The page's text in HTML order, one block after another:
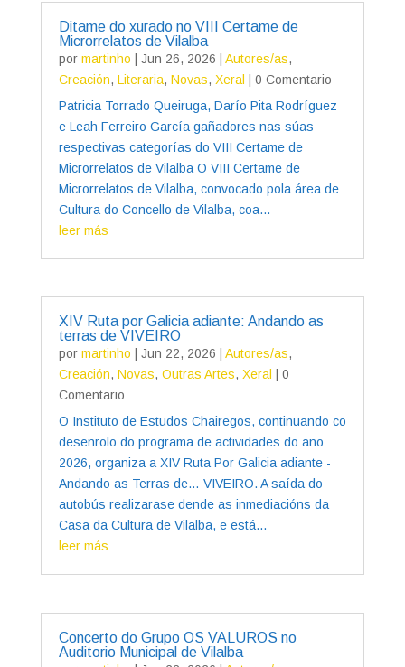
Ditame do xurado no VIII Certame de
Microrrelatos de Vilalba
por martinho Jun 26, 2026 Autores/as,
Creación, Literaria, Novas, Xeral
| 0 Comentario
Patricia Torrado Queiruga, Darío Pita Rodríguez
e Leah Ferreiro García gañadores nas súas
respectivas categorías do VIII Certame de
Microrrelatos de Vilalba O VIII Certame de
Microrrelatos de Vilalba, convocado pola área de
Cultura do Concello de Vilalba, coa...
leer más
XIV Ruta por Galicia adiante: Andando as
terras de VIVEIRO
por martinho Jun 22, 2026 Autores/as,
Creación, Novas, Outras Artes, Xeral
| 0
Comentario
O Instituto de Estudos Chairegos, continuando co
desenrolo do programa de actividades do ano
2026, organiza a XIV Ruta Por Galicia adiante -
Andando as Terras de… VIVEIRO. A saída do
autobús realizarase dende as inmediacións da
Casa da Cultura de Vilalba, e está...
leer más
Concerto do Grupo OS VALUROS no
Auditorio Municipal de Vilalba